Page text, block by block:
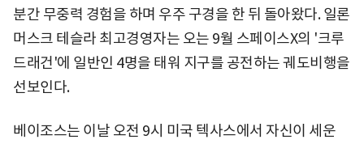
분간 무중력 경험을 하며 우주 구경을 한 뒤 돌아왔다. 일론
머스크 테슬라 최고경영자는 오는 9월 스페이스X의 '크루
드래건'에 일반인 4명을 태워 지구를 공전하는 궤도비행을
선보인다.
베이조스는 이날 오전 9시 미국 텍사스에서 자신이 세운